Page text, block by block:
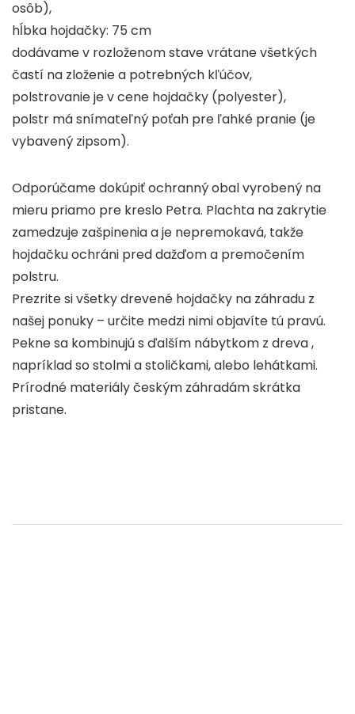
osôb),
hĺbka hojdačky: 75 cm
dodávame v rozloženom stave vrátane všetkých
častí na zloženie a potrebných kľúčov,
polstrovanie je v cene hojdačky (polyester),
polstr má snímateľný poťah pre ľahké pranie (je
vybavený zipsom).
Odporúčame dokúpiť ochranný obal vyrobený na
mieru priamo pre kreslo Petra. Plachta na zakrytie
zamedzuje zašpinenia a je nepremokavá, takže
hojdačku ochráni pred dažďom a premočením
polstru.
Prezrite si všetky drevené hojdačky na záhradu z
našej ponuky – určite medzi nimi objavíte tú pravú.
Pekne sa kombinujú s ďalším nábytkom z dreva ,
napríklad so stolmi a stoličkami, alebo lehátkami.
Prírodné materiály českým záhradám skrátka
pristane.